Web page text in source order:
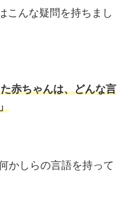
こんな疑問を持ちまし
赤ちゃんは、どんな言
かしらの言語を持って